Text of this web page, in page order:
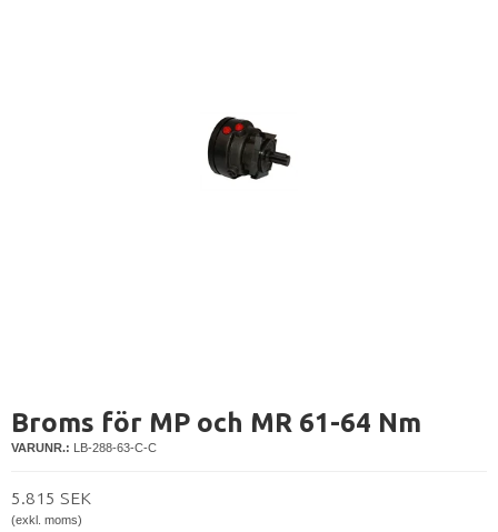
Broms för MP och MR 61-64 Nm
VARUNR.: LB-288-63-C-C
5.815 SEK
(exkl. moms)